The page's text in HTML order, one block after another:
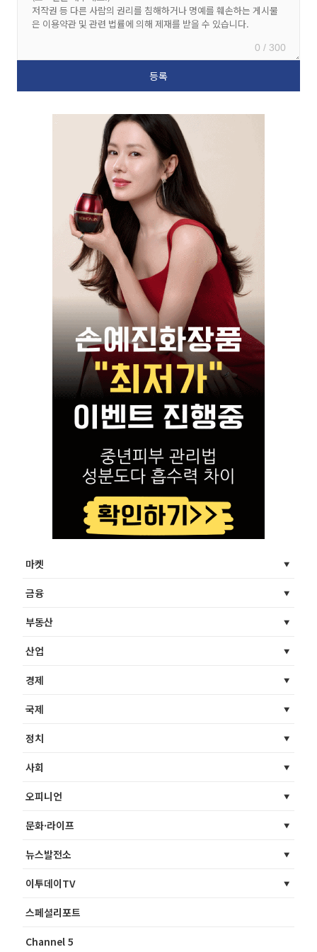
0 / 300
마켓
금융
부동산
산업
경제
국제
정치
사회
오피니언
문화·라이프
뉴스발전소
이투데이TV
스페셜리포트
Channel 5